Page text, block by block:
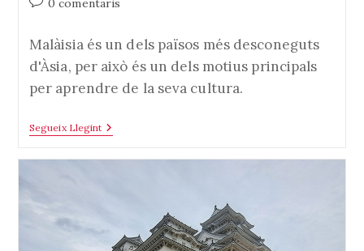
l'entrada:
0 comentaris
Malàisia és un dels països més desconeguts
d'Àsia, per això és un dels motius principals
per aprendre de la seva cultura.
Segueix LlegintCultura
De